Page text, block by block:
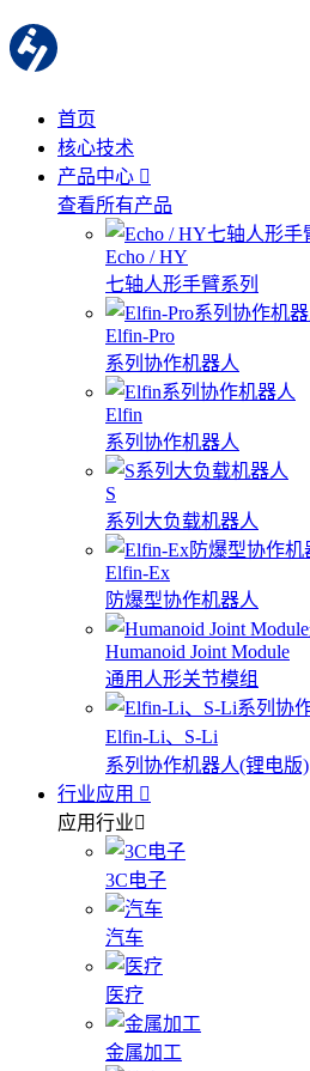
首页
核心技术
产品中心
查看所有产品
Echo / HY
七轴人形手臂系列
Elfin-Pro
系列协作机器人
Elfin
系列协作机器人
S
系列大负载机器人
Elfin-Ex
防爆型协作机器人
Humanoid Joint Module
通用人形关节模组
Elfin-Li、S-Li
系列协作机器人(锂电版)
行业应用
应用行业
3C电子
汽车
医疗
金属加工